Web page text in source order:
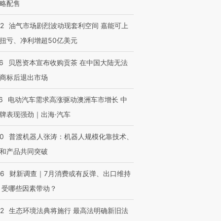
配售
油气市场剧烈波动现套利空间 嘉能可上
亏、净利增超50亿美元
贝恩资本宣布收购贡茶 在中国大陆无法
标后退出市场
电动汽车需求高涨驱动澳洲车市增长 中
表现强劲｜出海·汽车
普渡机器人张涛：机器人规模化靠技术、
产品共同突破
财新调查｜7月消费或有反弹、出口维持
哪些因素带动？
生态环境法典将施行 最高法明确新旧法